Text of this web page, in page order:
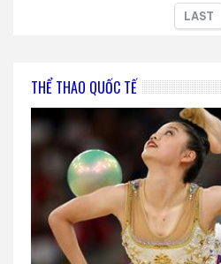
LAST
THỂ THAO QUỐC TẾ